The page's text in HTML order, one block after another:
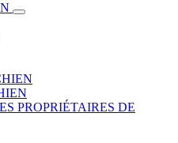
PROPRIÉTAIRES DE